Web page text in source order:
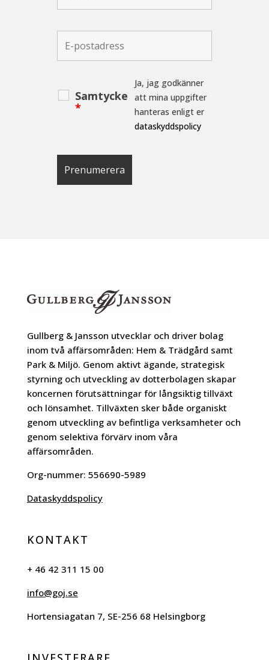
Samtycke
*
Ja, jag godkänner
att mina uppgifter
hanteras enligt er
dataskyddspolicy
Gullberg & Jansson utvecklar och driver bolag
inom två affärsområden: Hem & Trädgård samt
Park & Miljö. Genom aktivt ägande, strategisk
styrning och utveckling av dotterbolagen skapar
koncernen förutsättningar för långsiktig tillväxt
och lönsamhet. Tillväxten sker både organiskt
genom utveckling av befintliga verksamheter och
genom selektiva förvärv inom våra
affärsområden.
Org-nummer: 556690-5989
Dataskyddspolicy
KONTAKT
+ 46 42 311 15 00
info@goj.se
Hortensiagatan 7, SE-256 68 Helsingborg